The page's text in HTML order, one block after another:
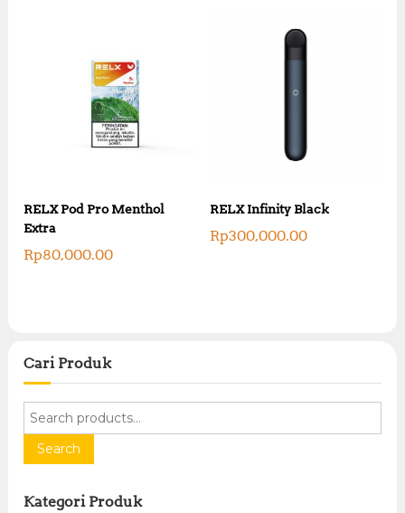
RELX Pod Pro Menthol
Extra
Rp80,000.00
RELX Infinity Black
Rp300,000.00
Cari Produk
r
h
Search
Kategori Produk